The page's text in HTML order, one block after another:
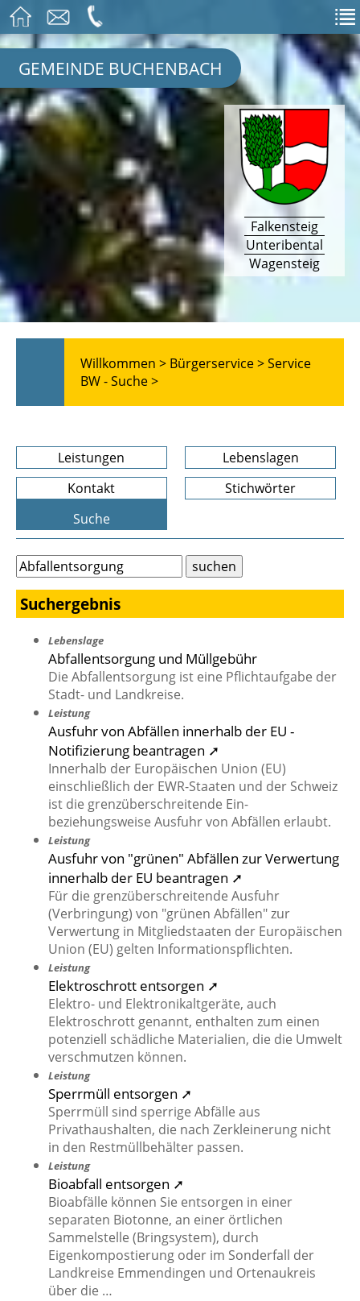
GEMEINDE BUCHENBACH
Falkensteig
Unteribental
Wagensteig
Willkommen > Bürgerservice >Service
BW - Suche >
Leistungen
Lebenslagen
Kontakt
Stichwörter
Suche
Suchergebnis
Lebenslage
Abfallentsorgung und Müllgebühr
Die Abfallentsorgung ist eine Pflichtaufgabe der
Stadt- und Landkreise.
Leistung
Ausfuhr von Abfällen innerhalb der EU -
Notifizierung beantragen ➚
Innerhalb der Europäischen Union (EU)
einschließlich der EWR-Staaten und der Schweiz
ist die grenzüberschreitende Ein-
beziehungsweise Ausfuhr von Abfällen erlaubt.
Leistung
Ausfuhr von "grünen" Abfällen zur Verwertung
innerhalb der EU beantragen ➚
Für die grenzüberschreitende Ausfuhr
(Verbringung) von "grünen Abfällen" zur
Verwertung in Mitgliedstaaten der Europäischen
Union (EU) gelten Informationspflichten.
Leistung
Elektroschrott entsorgen ➚
Elektro- und Elektronikaltgeräte, auch
Elektroschrott genannt, enthalten zum einen
potenziell schädliche Materialien, die die Umwelt
verschmutzen können.
Leistung
Sperrmüll entsorgen ➚
Sperrmüll sind sperrige Abfälle aus
Privathaushalten, die nach Zerkleinerung nicht
in den Restmüllbehälter passen.
Leistung
Bioabfall entsorgen ➚
Bioabfälle können Sie entsorgen in einer
separaten Biotonne, an einer örtlichen
Sammelstelle (Bringsystem), durch
Eigenkompostierung oder im Sonderfall der
Landkreise Emmendingen und Ortenaukreis
über die …